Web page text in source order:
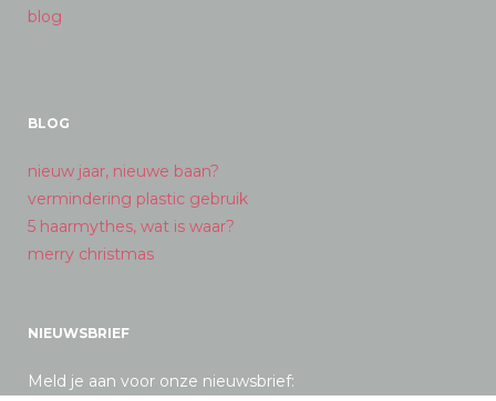
blog
BLOG
nieuw jaar, nieuwe baan?
vermindering plastic gebruik
5 haarmythes, wat is waar?
merry christmas
NIEUWSBRIEF
Meld je aan voor onze nieuwsbrief: